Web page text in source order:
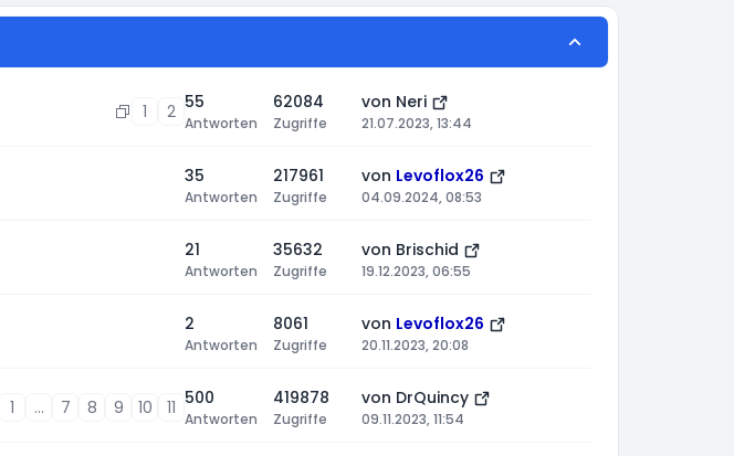
1 2 55
Antworten
62084
Zugriffe
von Neri
21.07.2023, 13:44
35
Antworten
217961
Zugriffe
von Levoflox26
04.09.2024, 08:53
21
Antworten
35632
Zugriffe
von Brischid
19.12.2023, 06:55
2
Antworten
8061
Zugriffe
von Levoflox26
20.11.2023, 20:08
1 … 7 8 9 10 11 500
Antworten
419878
Zugriffe
von DrQuincy
09.11.2023, 11:54